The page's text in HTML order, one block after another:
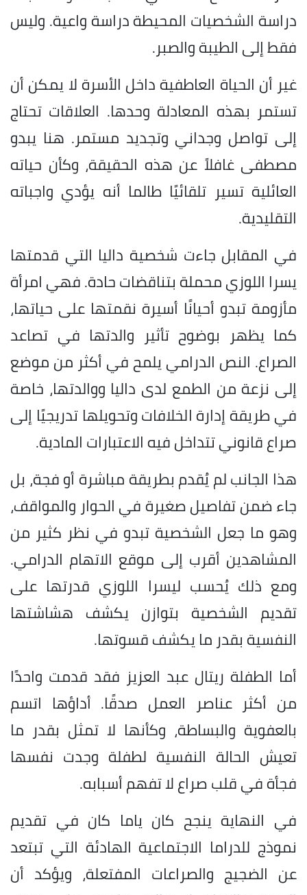
دراسة الشخصيات المحيطة دراسة واعية. وليس
فقط إلى الطيبة والصبر.
غير أن الحياة العاطفية داخل الأسرة لا يمكن أن
تستمر بهذه المعادلة وحدها. العلاقات تحتاج
إلى تواصل وجداني وتجديد مستمر. هنا يبدو
مصطفى غافلاً عن هذه الحقيقة، وكأن حياته
العائلية تسير تلقائيًا طالما أنه يؤدي واجباته
التقليدية.
في المقابل جاءت شخصية داليا التي قدمتها
يسرا اللوزي محملة بتناقضات حادة. فهي امرأة
مأزومة تبدو أحيانًا أسيرة نقمتها على حياتها،
كما يظهر بوضوح تأثير والدتها في تصاعد
الصراع. النص الدرامي يلمح في أكثر من موضع
إلى نزعة من الطمع لدى داليا ووالدتها، خاصة
في طريقة إدارة الخلافات وتحويلها تدريجيًا إلى
صراع قانوني تتداخل فيه الاعتبارات المادية.
هذا الجانب لم يُقدم بطريقة مباشرة أو فجة، بل
جاء ضمن تفاصيل صغيرة في الحوار والمواقف،
وهو ما جعل الشخصية تبدو في نظر كثير من
المشاهدين أقرب إلى موقع الاتهام الدرامي.
ومع ذلك يُحسب ليسرا اللوزي قدرتها على
تقديم الشخصية بتوازن يكشف هشاشتها
النفسية بقدر ما يكشف قسوتها.
أما الطفلة ريتال عبد العزيز فقد قدمت واحدًا
من أكثر عناصر العمل صدقًا. أداؤها اتسم
بالعفوية والبساطة، وكأنها لا تمثل بقدر ما
تعيش الحالة النفسية لطفلة وجدت نفسها
فجأة في قلب صراع لا تفهم أسبابه.
في النهاية ينجح كان ياما كان في تقديم
نموذج للدراما الاجتماعية الهادئة التي تبتعد
عن الضجيج والصراعات المفتعلة، ويؤكد أن